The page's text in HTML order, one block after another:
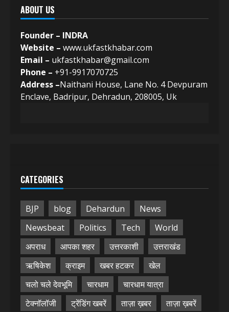
ABOUT US
Founder – INDRA
Website – www.ukfastkhabar.com
Email – ukfastkhabar@gmail.com
Phone – +91-9917070725
Address –Naithani House, Lane No. 4 Devpuram
Enclave, Badripur, Dehradun, 208005, Uk
CATEGORIES
BJP blog Dehardun
News
Newsbeat
Politics Tech
World
अपराध
आपका शहर उत्तरकाशी
उत्तराखंड
ऋषिकेश
क्राइम खबर हटकर
खेल
चलो चले देवभूमि
चारधाम
चारधाम यात्रा
टेक्नॉलॉजी
ट्रेंडिंग खबरें ताज़ा ख़बर
ताज़ा ख़बरें